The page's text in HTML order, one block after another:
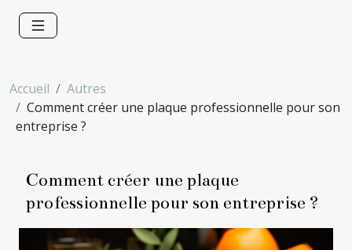
Accueil
Autres
Comment créer une plaque professionnelle pour son
entreprise ?
Comment créer une plaque
professionnelle pour son entreprise ?